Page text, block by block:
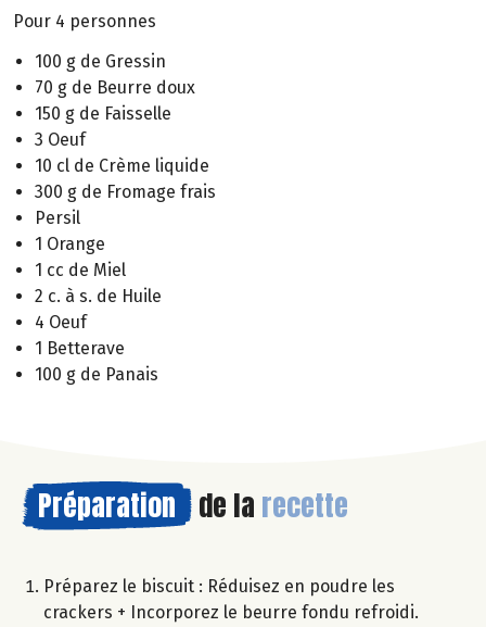
Pour 4 personnes
100 g de Gressin
70 g de Beurre doux
150 g de Faisselle
3 Oeuf
10 cl de Crème liquide
300 g de Fromage frais
Persil
1 Orange
1 cc de Miel
2 c. à s. de Huile
4 Oeuf
1 Betterave
100 g de Panais
Préparation de la recette
Préparez le biscuit : Réduisez en poudre les
crackers + Incorporez le beurre fondu refroidi.